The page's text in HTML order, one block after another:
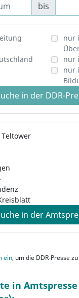
bis
nur
nur
nur
in der DDR-
in der
ein, um die DDR-Presse
in